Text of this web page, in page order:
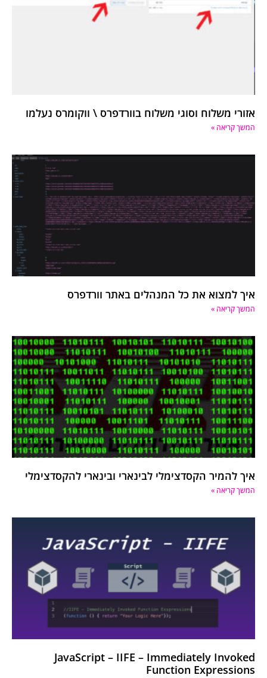
אזורי משלוח וסוגי משלוח בוורדפרס \ ווקומרס נעלמו
המשך קריאה »
איך למצוא את כל המנהלים באתר וורדפרס
המשך קריאה »
איך להמיר הקסדצימלי לבינארי ובינארי להקסדצימלי
המשך קריאה »
JavaScript – IIFE – Immediately Invoked
Function Expressions